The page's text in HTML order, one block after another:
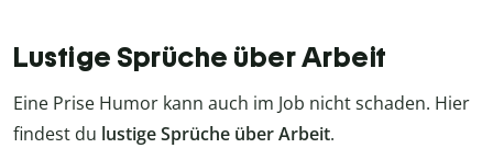
Lustige Sprüche über Arbeit
Eine Prise Humor kann auch im Job nicht schaden. Hier
findest du lustige Sprüche über Arbeit.